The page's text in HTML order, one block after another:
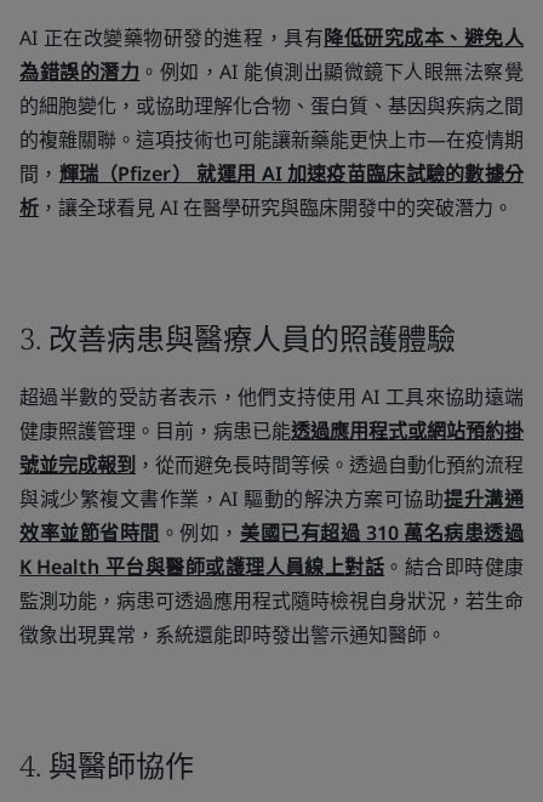
AI 正在改變藥物研發的進程，具有降低研究成本、避免人
為錯誤的潛力 。例如，AI 能偵測出顯微鏡下人眼無法察覺
的細胞變化，或協助理解化合物、蛋白質、基因與疾病之間
的複雜關聯。這項技術也可能讓新藥能更快上市—在疫情期
間， 輝瑞（Pfizer） 就運用 AI 加速疫苗臨床試驗的數據分
析 ，讓全球看見 AI 在醫學研究與臨床開發中的突破潛力。
3. 改善病患與醫療人員的照護體驗
超過半數的受訪者表示，他們支持使用 AI 工具來協助遠端
健康照護管理。目前，病患已能透過應用程式或網站預約掛
號並完成報到 ，從而避免長時間等候。透過自動化預約流程
與減少繁複文書作業，AI 驅動的解決方案可協助提升溝通
效率並節省時間 。例如， 美國已有超過 310 萬名病患透過
K Health 平台與醫師或護理人員線上對話 。結合即時健康
監測功能，病患可透過應用程式隨時檢視自身狀況，若生命
徵象出現異常，系統還能即時發出警示通知醫師。
4. 與醫師協作